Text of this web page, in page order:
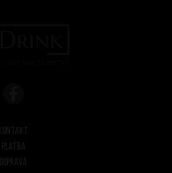
Kontakt
Platba
Doprava